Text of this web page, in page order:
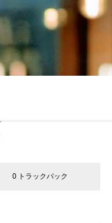
0 トラックバック